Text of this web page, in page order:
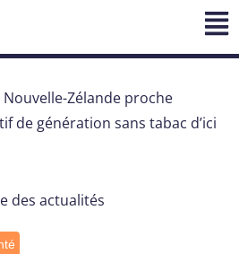
Nouvelle-Zélande proche
de génération sans tabac d’ici
des actualités